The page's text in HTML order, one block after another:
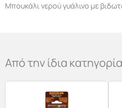
Μπουκάλι νερού γυάλινο με
Από την ίδια κατηγορία